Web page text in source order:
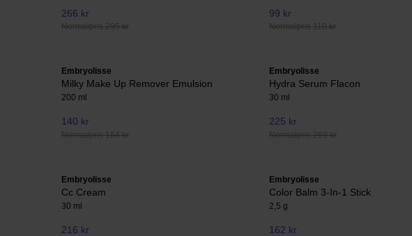
266 kr
Normalpris 295 kr
99 kr
Normalpris 110 kr
Embryolisse
Milky Make Up Remover Emulsion
200 ml
140 kr
Normalpris 164 kr
Embryolisse
Hydra Serum Flacon
30 ml
225 kr
Normalpris 269 kr
Embryolisse
Cc Cream
30 ml
216 kr
Embryolisse
Color Balm 3-In-1 Stick
2,5 g
162 kr